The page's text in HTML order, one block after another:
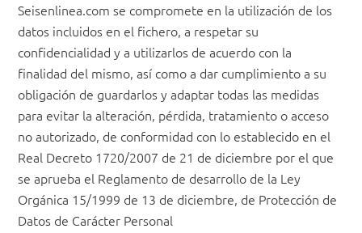
Seisenlinea.com se compromete en la utilización de los
datos incluidos en el fichero, a respetar su
confidencialidad y a utilizarlos de acuerdo con la
finalidad del mismo, así como a dar cumplimiento a su
obligación de guardarlos y adaptar todas las medidas
para evitar la alteración, pérdida, tratamiento o acceso
no autorizado, de conformidad con lo establecido en el
Real Decreto 1720/2007 de 21 de diciembre por el que
se aprueba el Reglamento de desarrollo de la Ley
Orgánica 15/1999 de 13 de diciembre, de Protección de
Datos de Carácter Personal